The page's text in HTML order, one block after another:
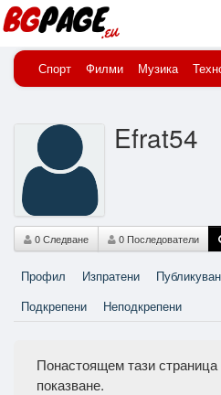
Начало efrat54 Коментирани
Спорт Филми Музика
Efrat54
0 Следване 0 Последователи
Профил Изпратени
Подкрепени
Неподкрепени
Понастоящем тази
показване.